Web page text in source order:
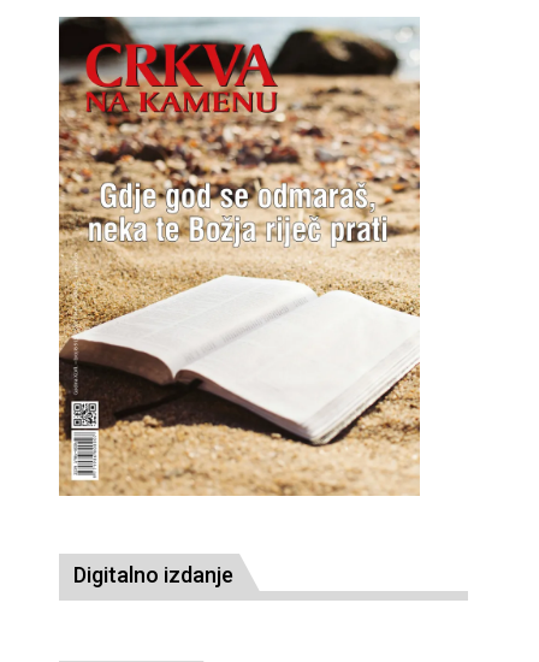
Digitalno izdanje